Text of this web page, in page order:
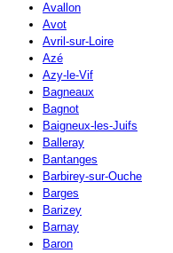
Avallon
Avot
Avril-sur-Loire
Azé
Azy-le-Vif
Bagneaux
Bagnot
Baigneux-les-Juifs
Balleray
Bantanges
Barbirey-sur-Ouche
Barges
Barizey
Barnay
Baron